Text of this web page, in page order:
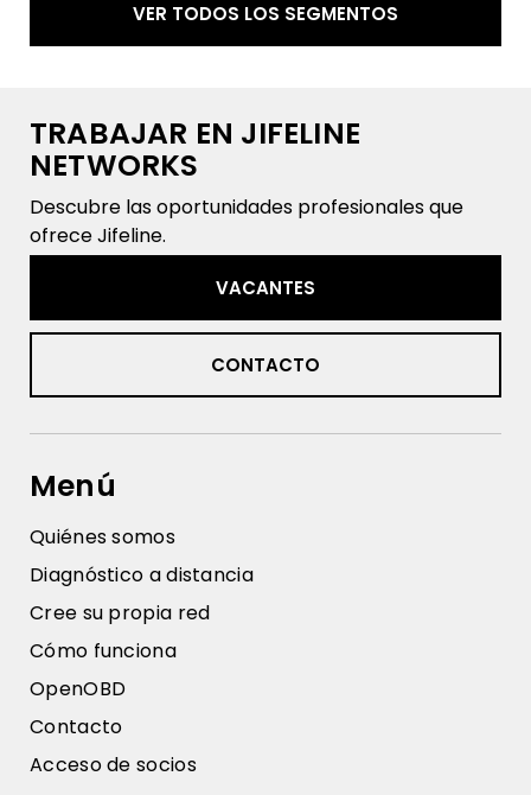
VER TODOS LOS SEGMENTOS
TRABAJAR EN JIFELINE
NETWORKS
Descubre las oportunidades profesionales que
ofrece Jifeline.
VACANTES
CONTACTO
Menú
Quiénes somos
Diagnóstico a distancia
Cree su propia red
Cómo funciona
OpenOBD
Contacto
Acceso de socios